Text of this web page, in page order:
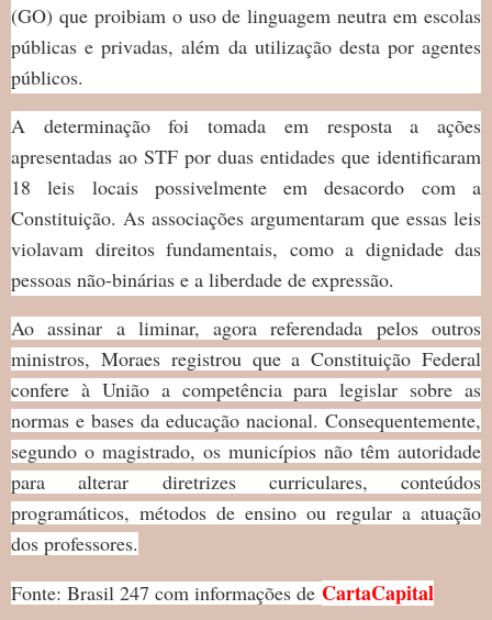
(GO) que proibiam o uso de linguagem neutra em escolas
públicas e privadas, além da utilização desta por agentes
públicos.
A determinação foi tomada em resposta a ações
apresentadas ao STF por duas entidades que identificaram
18 leis locais possivelmente em desacordo com a
Constituição. As associações argumentaram que essas leis
violavam direitos fundamentais, como a dignidade das
pessoas não-binárias e a liberdade de expressão.
Ao assinar a liminar, agora referendada pelos outros
ministros, Moraes registrou que a Constituição Federal
confere à União a competência para legislar sobre as
normas e bases da educação nacional. Consequentemente,
segundo o magistrado, os municípios não têm autoridade
para alterar diretrizes curriculares, conteúdos
programáticos, métodos de ensino ou regular a atuação
dos professores.
Fonte: Brasil 247 com informações de CartaCapital